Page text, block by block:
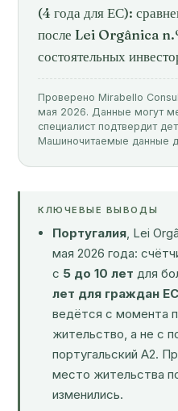
(4 года для ЕС):
после Lei Orgânica
состоятельных
Проверено Mirabello
мая 2026. Данные могут
специалист подтвердит
Машиночитаемые данные
КЛЮЧЕВЫЕ ВЫВОДЫ
Португалия, Lei
мая 2026 года:
с 5 до 10 лет для
лет для граждан
ведётся с момента
жительство, а не с
португальский A2.
место жительства
изменились.